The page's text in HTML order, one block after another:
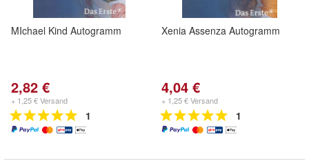
MIchael Kind Autogramm
2,82 €
+ 1,25 € Versand
1
Xenia Assenza Autogramm
4,04 €
+ 1,25 € Versand
1